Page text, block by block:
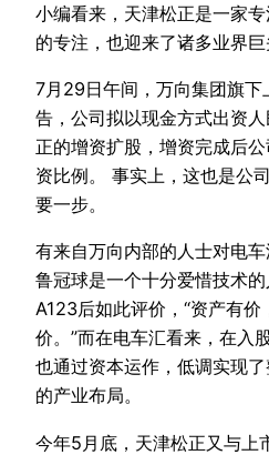
小编看来，天津松正是一家
的专注，也迎来了诸多业界巨
7月29日午间，万向集团旗
告，公司拟以现金方式出资
正的增资扩股，增资完成后
资比例。 事实上，这也是公
要一步。
有来自万向内部的人士对电
鲁冠球是一个十分爱惜技术
A123后如此评价，“资产有
价。”而在电车汇看来，在入
也通过资本运作，低调实现
的产业布局。
今年5月底，天津松正又与